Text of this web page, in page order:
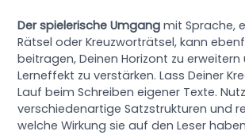
Der spielerische Umgang mit Sprache,
Rätsel oder Kreuzworträtsel, kann
beitragen, Deinen Horizont zu erweitern
Lerneffekt zu verstärken. Lass Deiner
Lauf beim Schreiben eigener Texte.
verschiedenartige Satzstrukturen und
welche Wirkung sie auf den Leser